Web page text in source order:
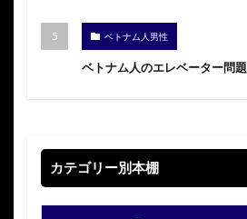
ベトナム人男性
ベトナム人のエレベーター問題
カテゴリー別本棚